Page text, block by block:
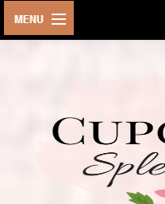
BEAUTY